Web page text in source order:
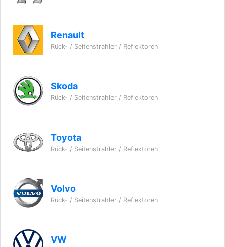
Renault
Rück- / Seitenstrahler / Reflektoren
Skoda
Rück- / Seitenstrahler / Reflektoren
Toyota
Rück- / Seitenstrahler / Reflektoren
Volvo
Rück- / Seitenstrahler / Reflektoren
VW